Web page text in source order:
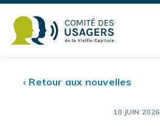
‹ Retour aux nouvelles
10 JUIN 2026